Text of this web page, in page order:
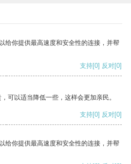
给你提供最高速度和安全性的连接，并帮
支持[0] 反对[0]
可以适当降低一些，这样会更加亲民。
支持[0] 反对[0]
给你提供最高速度和安全性的连接，并帮